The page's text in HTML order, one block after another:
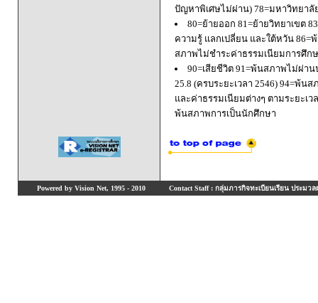
ปัญหาพิเศษไม่ผ่าน) 78=มหาวิทยา
80=ย้ายออก 81=ย้ายวิทยาเขต
ความรู้ แลกเปลี่ยน และใต้หวัน
สภาพไม่ชำระค่าธรรมเนียมการศึก
90=เสียชีวิต 91=พ้นสภาพไม่ผ่า
25.8 (ครบระยะเวลา 2546) 94=พ้
และค่าธรรมเนียมต่างๆ ตามระยะเ
พ้นสภาพการเป็นนักศึกษา
Powered by Vision Net, 1995 - 2010 Contact Staff : กลุ่มภารกิจทะเบียนเรียน ประมวล